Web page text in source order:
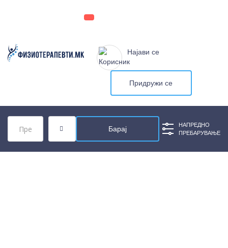
Најави се
Придружи се
НАПРЕДНО
ПРЕБАРУВАЊЕ